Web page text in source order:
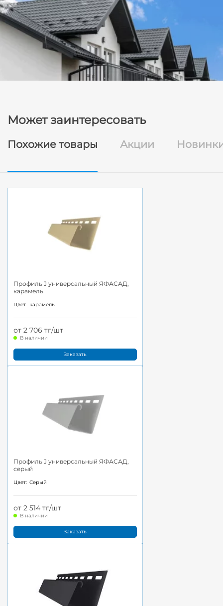
Может заинтересовать
Похожие товары Акции
Профиль J универсальный ЯФАСАД,
карамель
Цвет: карамель
от 2 706 тг/шт
В наличии
Заказать
Профиль J универсальный ЯФАСАД,
серый
Цвет: Серый
от 2 514 тг/шт
В наличии
Заказать